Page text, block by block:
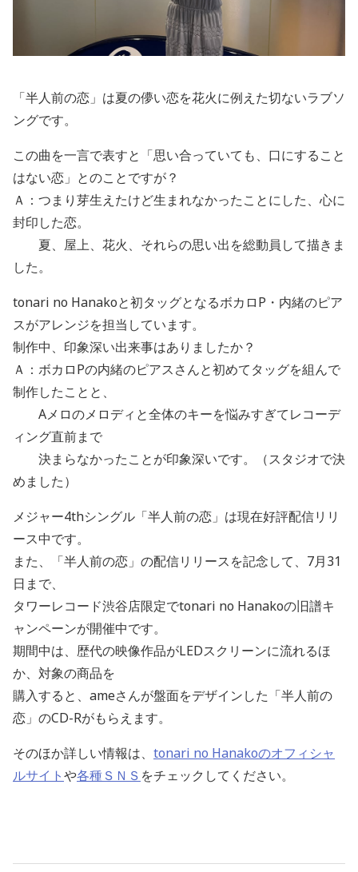
「半人前の恋」は夏の儚い恋を花火に例えた切ないラブソ
ングです。
この曲を一言で表すと「思い合っていても、口にすること
はない恋」とのことですが？
Ａ：つまり芽生えたけど生まれなかったことにした、心に
封印した恋。
夏、屋上、花火、それらの思い出を総動員して描きま
した。
tonari no Hanakoと初タッグとなるボカロP・内緒のピア
スがアレンジを担当しています。
制作中、印象深い出来事はありましたか？
Ａ：ボカロPの内緒のピアスさんと初めてタッグを組んで
制作したことと、
Aメロのメロディと全体のキーを悩みすぎてレコーデ
ィング直前まで
決まらなかったことが印象深いです。（スタジオで決
めました）
メジャー4thシングル「半人前の恋」は現在好評配信リリ
ース中です。
また、「半人前の恋」の配信リリースを記念して、7月31
日まで、
タワーレコード渋谷店限定でtonari no Hanakoの旧譜キ
ャンペーンが開催中です。
期間中は、歴代の映像作品がLEDスクリーンに流れるほ
か、対象の商品を
購入すると、ameさんが盤面をデザインした「半人前の
恋」のCD-Rがもらえます。
そのほか詳しい情報は、 tonari no Hanakoのオフィシャ
ルサイトや各種ＳＮＳ をチェックしてください。